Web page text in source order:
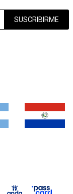
SUSCRIBIRME